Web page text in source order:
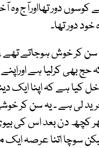
کوسوں دور تھااورآج وہ
دور تھا۔
کر خوش ہوجاتے تھے
حج بھی کرلیا ہے
ہے کہ اپنا ایک
ہے ۔ یہ سن کر خوشی
پھر کچھ دن بعد اس کی
سوچا اتنا عرصہ